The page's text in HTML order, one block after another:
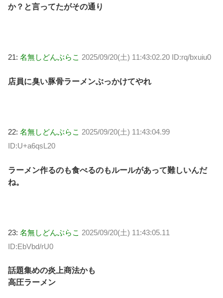
か？と言ってたがその通り
21: 名無しどんぶらこ 2025/09/20(土) 11:43:02.20 ID:rq/bxuiu0
店員に臭い豚骨ラーメンぶっかけてやれ
22: 名無しどんぶらこ 2025/09/20(土) 11:43:04.99
ID:U+a6qsL20
ラーメン作るのも食べるのもルールがあって難しいんだ
ね。
23: 名無しどんぶらこ 2025/09/20(土) 11:43:05.11
ID:EbVbd/rU0
話題集めの炎上商法かも
高圧ラーメン